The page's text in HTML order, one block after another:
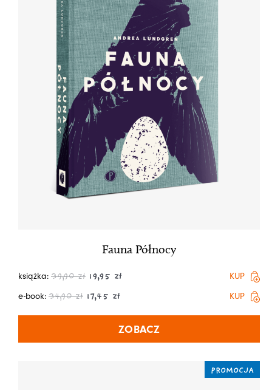
Fauna Północy
książka: 39,90zł 19,95 zł
KUP
e-book: 34,90zł 17,45 zł KUP
ZOBACZ
PROMOCJA